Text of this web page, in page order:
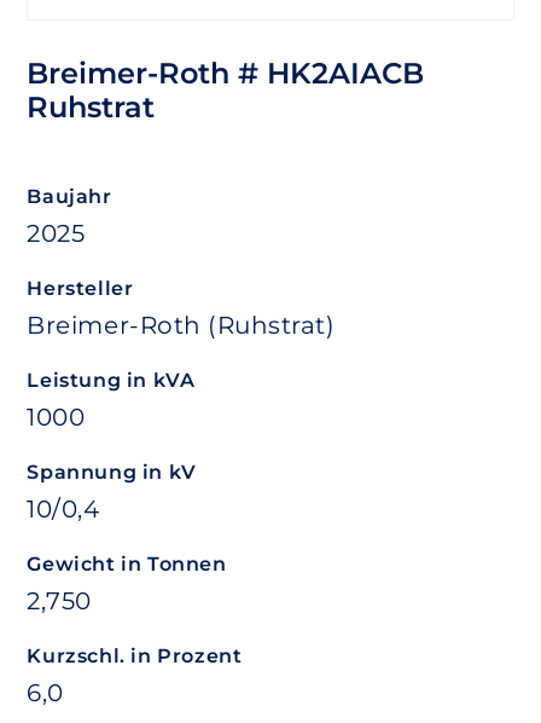
Breimer-Roth # HK2AIACB
Ruhstrat
Baujahr
2025
Hersteller
Breimer-Roth (Ruhstrat)
Leistung in kVA
1000
Spannung in kV
10/0,4
Gewicht in Tonnen
2,750
Kurzschl. in Prozent
6,0